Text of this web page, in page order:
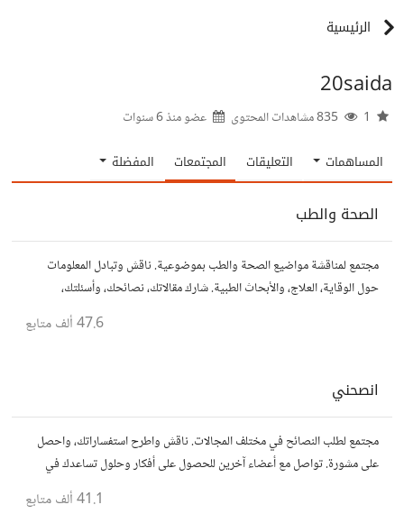
الرئيسية
20saida
عضو منذ6 سنوات
المساهمات التعليقات المجتمعات المفضلة
الصحة والطب
مجتمع لمناقشة مواضيع الصحة والطب بموضوعية. ناقش وتبادل المعلومات
حول الوقاية، العلاج، والأبحاث الطبية. شارك مقالاتك، نصائحك، وأسئلتك،
47.6 ألف متابع
انصحني
مجتمع لطلب النصائح في مختلف المجالات. ناقش واطرح استفساراتك، واحصل
على مشورة. تواصل مع أعضاء آخرين للحصول على أفكار وحلول تساعدك في
41.1 ألف متابع